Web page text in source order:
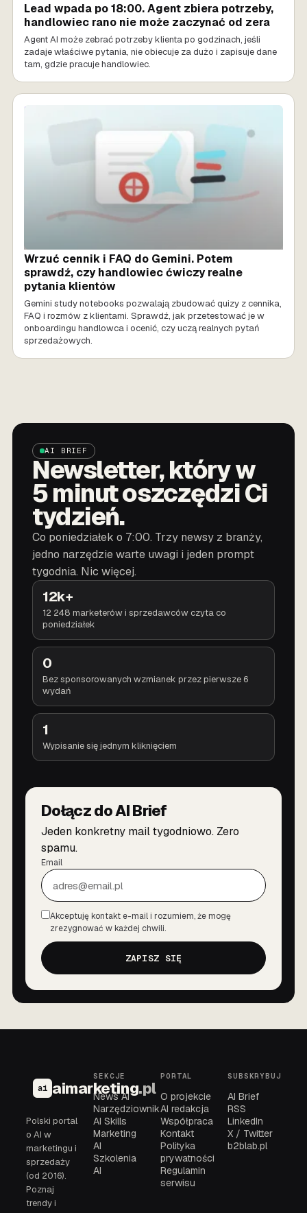
Lead wpada po 18:00. Agent zbiera potrzeby,
handlowiec rano nie może zaczynać od zera
Agent AI może zebrać potrzeby klienta po godzinach, jeśli
zadaje właściwe pytania, nie obiecuje za dużo i zapisuje dane
tam, gdzie pracuje handlowiec.
SPRZEDAŻ AI
Wrzuć cennik i FAQ do Gemini. Potem
sprawdź, czy handlowiec ćwiczy realne
pytania klientów
Gemini study notebooks pozwalają zbudować quizy z cennika,
FAQ i rozmów z klientami. Sprawdź, jak przetestować je w
onboardingu handlowca i ocenić, czy uczą realnych pytań
sprzedażowych.
AI BRIEF
Newsletter, który w
5 minut oszczędzi Ci
tydzień.
Co poniedziałek o 7:00. Trzy newsy z branży,
jedno narzędzie warte uwagi i jeden prompt
tygodnia. Nic więcej.
12k+
12 248 marketerów i sprzedawców czyta co
poniedziałek
0
Bez sponsorowanych wzmianek przez pierwsze 6
wydań
1
Wypisanie się jednym kliknięciem
Dołącz do AI Brief
Jeden konkretny mail tygodniowo. Zero
spamu.
Email
Zgoda
Akceptuję kontakt e-mail i rozumiem, że mogę
zrezygnować w każdej chwili.
ZAPISZ SIĘ
ai aimarketing.pl
Polski portal
o AI w
marketingu i
sprzedaży
(od 2016).
Poznaj
trendy i
SEKCJE
News AI
Narzędziownik
AI Skills
Marketing
AI
Szkolenia
AI
PORTAL
O projekcie
AI redakcja
Współpraca
Kontakt
Polityka
prywatności
Regulamin
serwisu
SUBSKRYBUJ
AI Brief
RSS
LinkedIn
X / Twitter
b2blab.pl